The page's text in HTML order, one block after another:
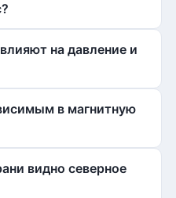
на давление и
в магнитную
видно северное